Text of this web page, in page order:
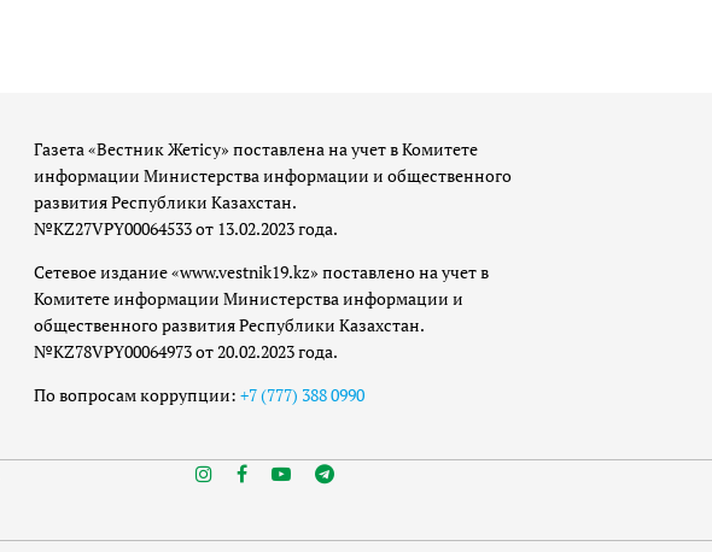
Газета «Вестник Жетісу» поставлена на учет в Комитете
информации Министерства информации и общественного
развития Республики Казахстан.
№KZ27VPY00064533 от 13.02.2023 года.
Сетевое издание «www.vestnik19.kz» поставлено на учет в
Комитете информации Министерства информации и
общественного развития Республики Казахстан.
№KZ78VPY00064973 от 20.02.2023 года.
По вопросам коррупции: +7 (777) 388 0990